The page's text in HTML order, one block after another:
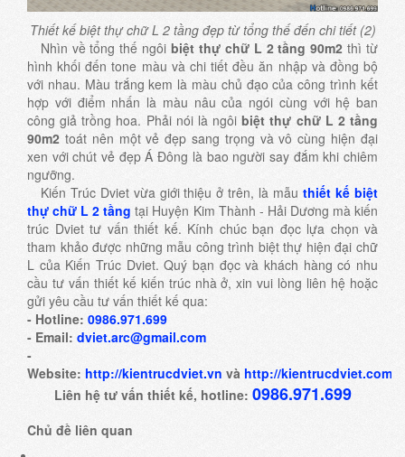
Thiết kế biệt thự chữ L 2 tầng đẹp từ tổng thế đến chi tiết (2)
Nhìn về tổng thế ngôi biệt thự chữ L 2 tầng 90m2 thì từ
hình khối đến tone màu và chi tiết đều ăn nhập và đồng bộ
với nhau. Màu trắng kem là màu chủ đạo của công trình kết
hợp với điểm nhấn là màu nâu của ngói cùng với hệ ban
công giả trồng hoa. Phải nói là ngôibiệt thự chữ L 2 tầng
90m2 toát nên một vẻ đẹp sang trọng và vô cùng hiện đại
xen với chút vẻ đẹp Á Đông là bao người say đắm khi chiêm
ngưỡng.
Kiến Trúc Dviet vừa giới thiệu ở trên, là mẫuthiết kế biệt
thự chữ L 2 tầng tại Huyện Kim Thành - Hải Dương mà kiến
trúc Dviet tư vấn thiết kế. Kính chúc bạn đọc lựa chọn và
tham khảo được những mẫu công trình biệt thự hiện đại chữ
L của Kiến Trúc Dviet. Quý bạn đọc và khách hàng có nhu
cầu tư vấn thiết kế kiến trúc nhà ở, xin vui lòng liên hệ hoặc
gửi yêu cầu tư vấn thiết kế qua:
- Hotline: 0986.971.699
- Email: dviet.arc@gmail.com
-
Website: http://kientrucdviet.vn và http://kientrucdviet.com
Liên hệ tư vấn thiết kế, hotline: 0986.971.699
Chủ đề liên quan